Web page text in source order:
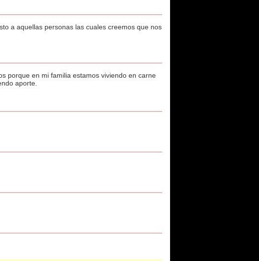
a aquellas personas las cuales creemos que nos
porque en mi familia estamos viviendo en carne
aporte.